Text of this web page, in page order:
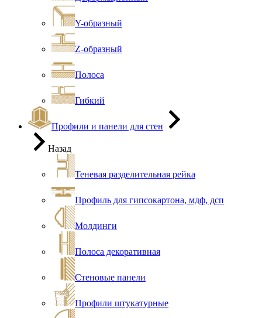
Y-образный
Z-образный
Полоса
Гибкий
Профили и панели для стен
Назад
Теневая разделительная рейка
Профиль для гипсокартона, мдф, дсп
Молдинги
Полоса декоративная
Стеновые панели
Профили штукатурные